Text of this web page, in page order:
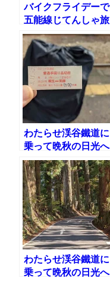
バイクフライデーで
五能線じてんしゃ旅
（2）絶景の日本海
を鉄道輪行（撮影ポ
イント紹介マップ付
き）
わたらせ渓谷鐵道に
乗って晩秋の日光へ
サイクリング（1）
輪行で間藤駅へ
わたらせ渓谷鐵道に
乗って晩秋の日光へ